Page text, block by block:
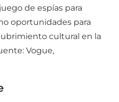
de espías para
oportunidades para
cultural en la
Vogue,